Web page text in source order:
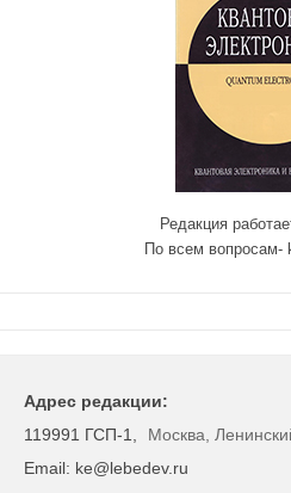
Редакция
По всем вопросам-
Адрес редакции:
119991 ГСП-1,
Москва,
Email: ke@lebedev.ru